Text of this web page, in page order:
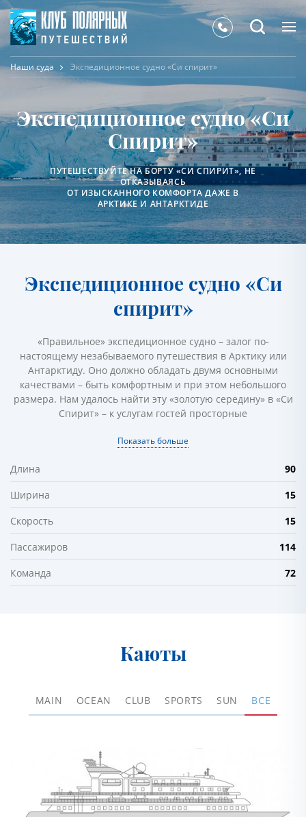
Наши суда Экспедиционное судно «Cи спирит»
Экспедиционное судно «Си
Спирит»
ПУТЕШЕСТВУЙТЕ НА БОРТУ «СИ СПИРИТ», НЕ
ОТКАЗЫВАЯСЬ
ОТ ИЗЫСКАННОГО КОМФОРТА ДАЖЕ В
АРКТИКЕ И АНТАРКТИДЕ
Экспедиционное судно «Cи
спирит»
«Правильное» экспедиционное судно – залог по-
настоящему незабываемого путешествия в Арктику или
Антарктиду. Оно должно обладать двумя основными
качествами – быть комфортным и при этом небольшого
размера. Нам удалось найти эту «золотую середину» в «Си
Спирит» – к услугам гостей просторные
Показать больше
Длина 90
Ширина 15
Скорость 15
Пассажиров 114
Команда 72
Каюты
MAIN OCEAN CLUB SPORTS SUN ВСЕ